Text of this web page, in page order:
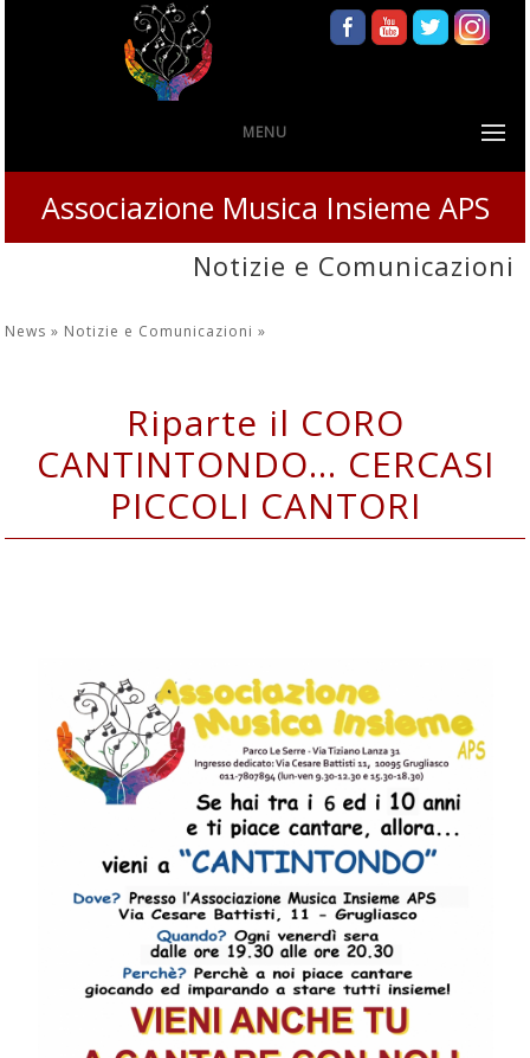
MENU
Associazione Musica Insieme APS
Notizie e Comunicazioni
News » Notizie e Comunicazioni»
Riparte il CORO
CANTINTONDO... CERCASI
PICCOLI CANTORI